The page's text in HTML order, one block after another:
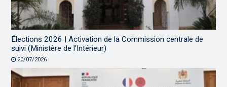
Élections 2026 | Activation de la Commission centrale de
suivi (Ministère de l’Intérieur)
20/07/2026